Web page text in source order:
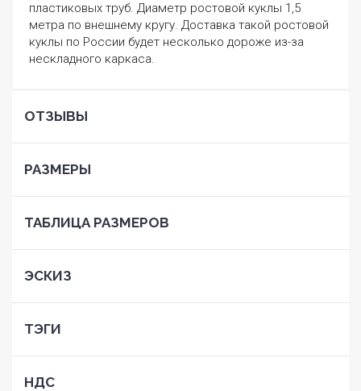
пластиковых труб. Диаметр ростовой куклы 1,5
метра по внешнему кругу. Доставка такой ростовой
куклы по России будет несколько дороже из-за
нескладного каркаса.
ОТЗЫВЫ
РАЗМЕРЫ
ТАБЛИЦА РАЗМЕРОВ
ЭСКИЗ
ТЭГИ
НДС